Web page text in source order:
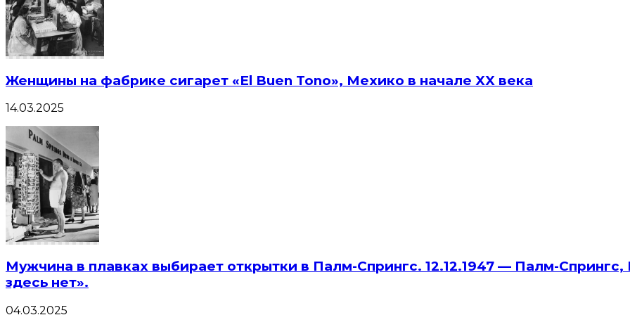
Женщины на фабрике сигарет «El Buen Tono», Мехико в начале XX века
14.03.2025
Мужчина в плавках выбирает открытки в Палм-Спрингс. 12.12.1947 — Палм-
здесь нет».
04.03.2025